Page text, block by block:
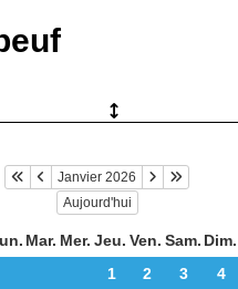
Janvier 2026
Aujourd'hui
Mar. Mer. Jeu. Ven. Sam. Dim.
1 2 3
4